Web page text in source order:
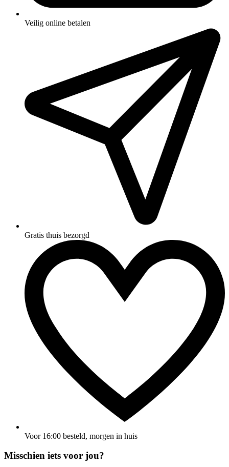
Veilig online betalen
Gratis thuis bezorgd
Voor 16:00 besteld, morgen in huis
Misschien iets voor jou?